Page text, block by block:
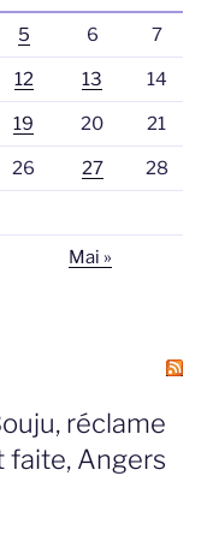
5 6 7
12 13 14
19 20 21
26 27 28
Mai »
réclame
faite, Angers